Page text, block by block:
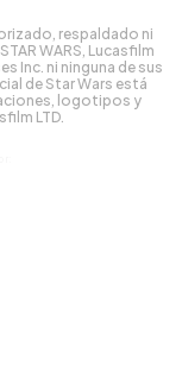
respaldado ni
WARS, Lucasfilm
Inc. ni ninguna de sus
de Star Wars está
logotipos y
LTD.